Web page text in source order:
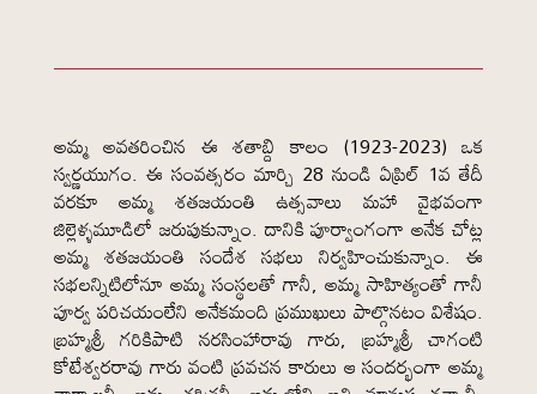
అమ్మ అవతరించిన ఈ శతాబ్ది కాలం (1923-2023) ఒక
స్వర్ణయుగం. ఈ సంవత్సరం మార్చి 28 నుండి ఏప్రిల్ 1వ తేదీ
వరకూ అమ్మ శతజయంతి ఉత్సవాలు మహా వైభవంగా
జిల్లెళ్ళమూడిలో జరుపుకున్నాం. దానికి పూర్వాంగంగా అనేక చోట్ల
అమ్మ శతజయంతి సందేశ సభలు నిర్వహించుకున్నాం. ఈ
సభలన్నిటిలోనూ అమ్మ సంస్థలతో గానీ, అమ్మ సాహిత్యంతో గానీ
పూర్వ పరిచయంలేని అనేకమంది ప్రముఖులు పాల్గొనటం విశేషం.
బ్రహ్మశ్రీ గరికిపాటి నరసింహారావు గారు, బ్రహ్మశ్రీ చాగంటి
కోటేశ్వరరావు గారు వంటి ప్రవచన కారులు ఆ సందర్భంగా అమ్మ